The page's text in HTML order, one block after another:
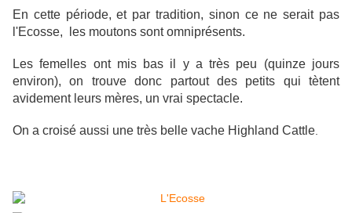
En cette période, et par tradition, sinon ce ne serait pas
l'Ecosse, les moutons sont omniprésents.
Les femelles ont mis bas il y a très peu (quinze jours
environ), on trouve donc partout des petits qui tètent
avidement leurs mères, un vrai spectacle.
On a croisé aussi une très belle vache Highland Cattle